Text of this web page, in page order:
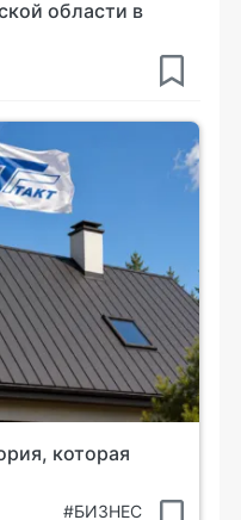
области в
которая
#БИЗНЕС